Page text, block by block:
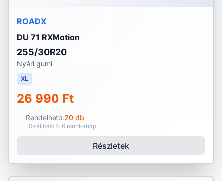
ROADX
DU 71 RXMotion
255/30R20
Nyári gumi
XL
26 990 Ft
Rendelhető:20 db
Szállítás: 5-6 munkanap
Részletek